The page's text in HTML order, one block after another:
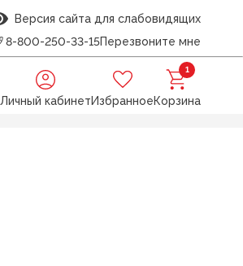
Версия сайта для слабовидящих
8-800-250-33-15Перезвоните мне
Личный кабинетИзбранное
1
Корзина